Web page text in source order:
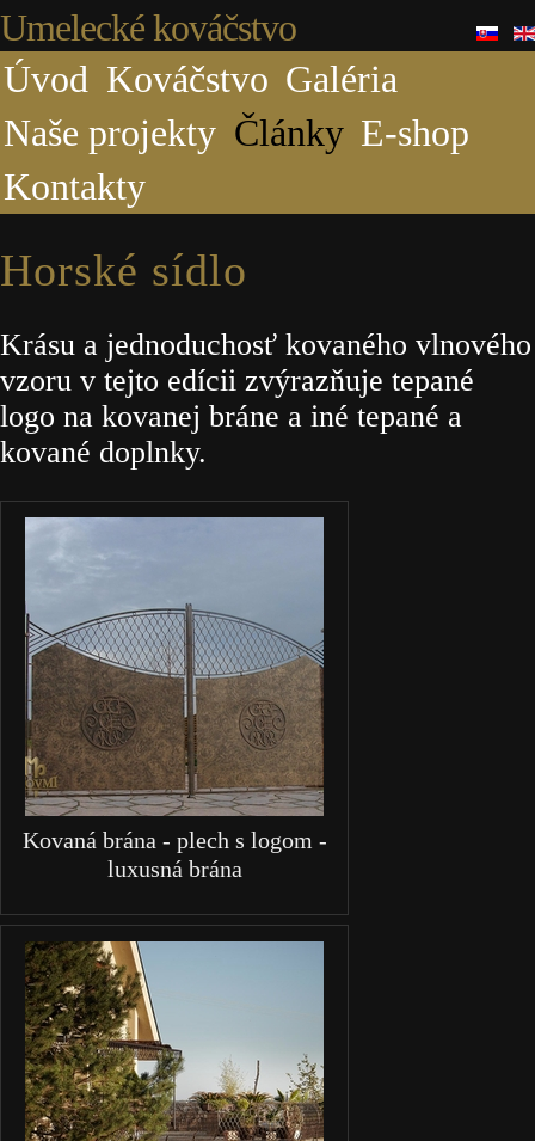
Umelecké kováčstvo
Úvod Kováčstvo Galéria
Naše projekty Články E-shop
Kontakty
Horské sídlo
Krásu a jednoduchosť kovaného vlnového
vzoru v tejto edícii zvýrazňuje tepané
logo na kovanej bráne a iné tepané a
kované doplnky.
Kovaná brána - plech s logom -
luxusná brána